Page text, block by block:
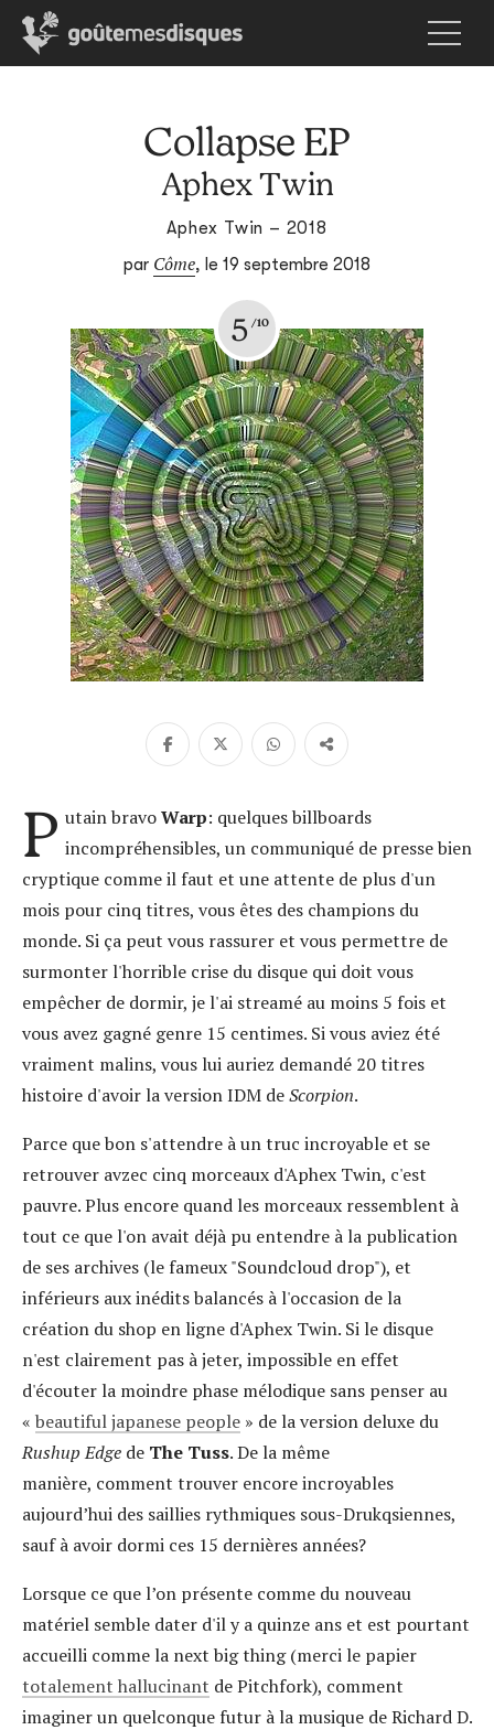
Collapse EP
Aphex Twin
Aphex Twin – 2018
par Côme, le 19 septembre 2018
5
P utain bravoWarp: quelques billboards
incompréhensibles, un communiqué de presse bien
cryptique comme il faut et une attente de plus d'un
mois pour cinq titres, vous êtes des champions du
monde. Si ça peut vous rassurer et vous permettre de
surmonter l'horrible crise du disque qui doit vous
empêcher de dormir, je l'ai streamé au moins 5 fois et
vous avez gagné genre 15 centimes. Si vous aviez été
vraiment malins, vous lui auriez demandé 20 titres
histoire d'avoir la version IDM deScorpion.
Parce que bon s'attendre à un truc incroyable et se
retrouver avzec cinq morceaux d'Aphex Twin, c'est
pauvre. Plus encore quand les morceaux ressemblent à
tout ce que l'on avait déjà pu entendre à la publication
de ses archives (le fameux "Soundcloud drop"), et
inférieurs aux inédits balancés à l'occasion de la
création du shop en ligne d'Aphex Twin. Si le disque
n'est clairement pas à jeter, impossible en effet
d'écouter la moindre phase mélodique sans penser au
« beautiful japanese people » de la version deluxe du
Rushup Edge de The Tuss. De la même
manière, comment trouver encore incroyables
aujourd’hui des saillies rythmiques sous-Drukqsiennes,
sauf à avoir dormi ces 15 dernières années?
Lorsque ce que l’on présente comme du nouveau
matériel semble dater d'il y a quinze ans et est pourtant
accueilli comme la next big thing (merci le papier
totalement hallucinant de Pitchfork), comment
imaginer un quelconque futur à la musique de Richard D.